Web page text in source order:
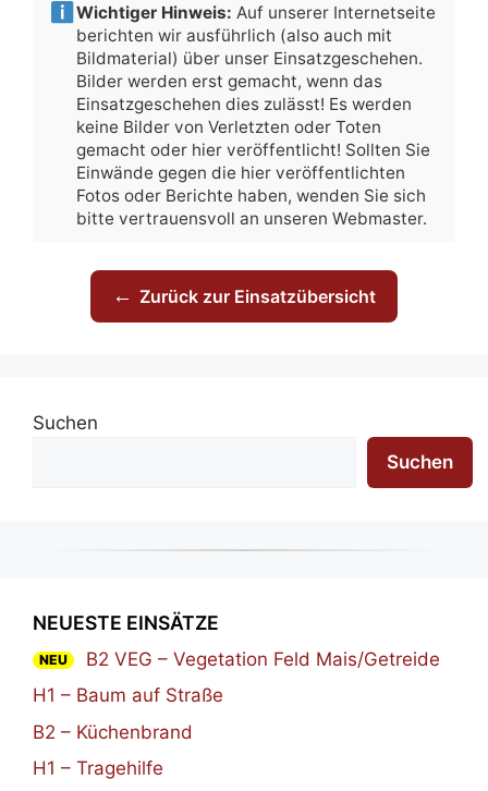
Wichtiger Hinweis: Auf unserer Internetseite
berichten wir ausführlich (also auch mit
Bildmaterial) über unser Einsatzgeschehen.
Bilder werden erst gemacht, wenn das
Einsatzgeschehen dies zulässt! Es werden
keine Bilder von Verletzten oder Toten
gemacht oder hier veröffentlicht! Sollten Sie
Einwände gegen die hier veröffentlichten
Fotos oder Berichte haben, wenden Sie sich
bitte vertrauensvoll an unseren Webmaster.
← Zurück zur Einsatzübersicht
Suchen
Suchen
NEUESTE EINSÄTZE
NEU
B2 VEG – Vegetation Feld Mais/Getreide
H1 – Baum auf Straße
B2 – Küchenbrand
H1 – Tragehilfe